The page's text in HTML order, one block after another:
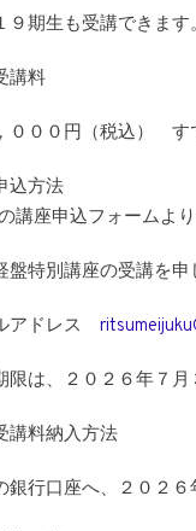
９期生も受講できます
講料
０００円（税込） す
込方法
講座申込フォームよ
盤特別講座の受講を
アドレス
限は、２０２６年７月
講料納入方法
銀行口座へ、２０２